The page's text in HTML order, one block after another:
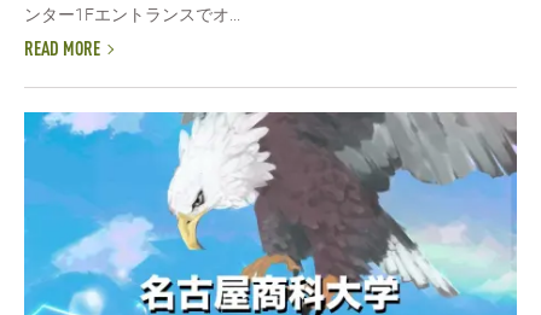
ンター1Fエントランスでオ...
READ MORE